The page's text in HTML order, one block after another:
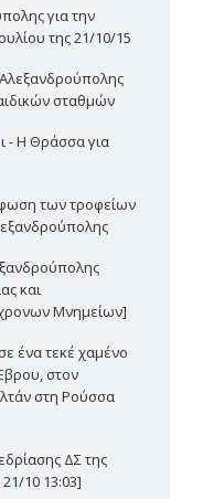
για την
της 21/10/15
σταθμών
- Η Θράσσα για
των τροφείων
και
Μνημείων]
ένα τεκέ χαμένο
στον
στη Ρούσσα
ΔΣ της
10 13:03]